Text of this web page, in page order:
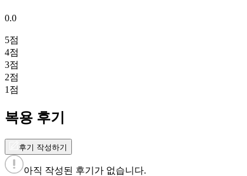
0.0
5점
4점
3점
2점
1 점
복용 후기
후기 작성하기
아직 작성된 후기가 없습니다.